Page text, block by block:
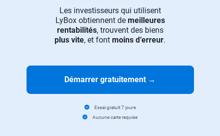
Les investisseurs qui utilisent
LyBox obtiennent de meilleures
rentabilités, trouvent des biens
plus vite, et font moins d’erreur.
Démarrer gratuitement →
Essai gratuit 7 jours
Aucune carte requise